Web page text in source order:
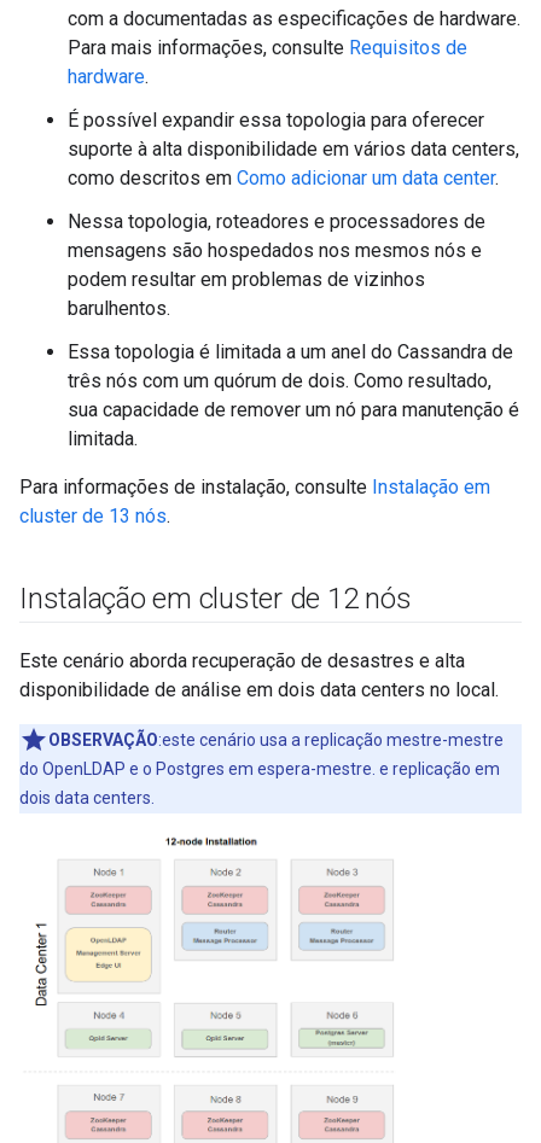
com a documentadas as especificações de hardware.
Para mais informações, consulte Requisitos de
hardware.
É possível expandir essa topologia para oferecer
suporte à alta disponibilidade em vários data centers,
como descritos em Como adicionar um data center.
Nessa topologia, roteadores e processadores de
mensagens são hospedados nos mesmos nós e
podem resultar em problemas de vizinhos
barulhentos.
Essa topologia é limitada a um anel do Cassandra de
três nós com um quórum de dois. Como resultado,
sua capacidade de remover um nó para manutenção é
limitada.
Para informações de instalação, consulte Instalação em
cluster de 13 nós.
Instalação em cluster de 12 nós
Este cenário aborda recuperação de desastres e alta
disponibilidade de análise em dois data centers no local.
OBSERVAÇÃO:este cenário usa a replicação mestre-mestre
do OpenLDAP e o Postgres em espera-mestre. e replicação em
dois data centers.